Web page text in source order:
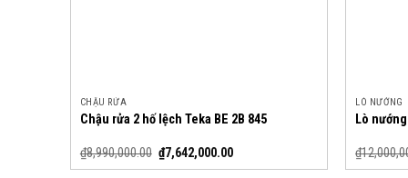
CHẬU RỬA
Chậu rửa 2 hố lệch Teka BE 2B 845
₫8,990,000.00 ₫7,642,000.00
LÒ NƯỚNG
Lò nướng
₫